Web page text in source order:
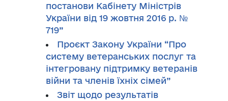
постанови Кабінету Міністрів
України від 19 жовтня 2016 р. №
719”
Проєкт Закону України “Про
систему ветеранських послуг та
інтегровану підтримку ветеранів
війни та членів їхніх сімей”
Звіт щодо результатів